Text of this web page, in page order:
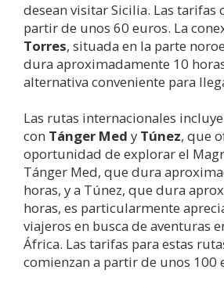
desean visitar Sicilia. Las tarifas
partir de unos 60 euros. La
Torres, situada en la parte
dura aproximadamente 10
alternativa conveniente para
Las rutas internacionales
con Tánger Med y Túnez, que
oportunidad de explorar el
Tánger Med, que dura
horas, y a Túnez, que dura
horas, es particularmente
viajeros en busca de aventuras
África. Las tarifas para estas
comienzan a partir de unos 100